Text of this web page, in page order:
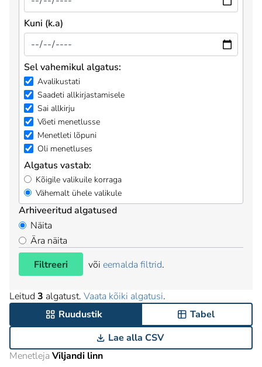
Kuni (k.a)
Sel vahemikul algatus:
Avalikustati
Saadeti allkirjastamisele
Sai allkirju
Võeti menetlusse
Menetleti lõpuni
Oli menetluses
Algatus vastab:
Kõigile valikuile korraga
Vähemalt ühele valikule
Arhiveeritud algatused
Näita
Ära näita
Filtreeri
või eemalda filtrid.
Leitud 3 algatust. Vaata kõiki algatusi.
Ruudustik
Tabel
Lae alla CSV
Menetleja Viljandi linn